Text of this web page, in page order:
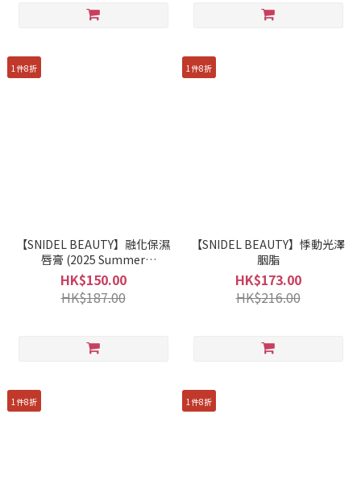
1件8折
【SNIDEL BEAUTY】融化保濕
唇膏 (2025 Summer
Collection 1st)
HK$150.00
HK$187.00
1件8折
【SNIDEL BEAUTY】悸動光澤
胭脂
HK$173.00
HK$216.00
1件8折 1件8折